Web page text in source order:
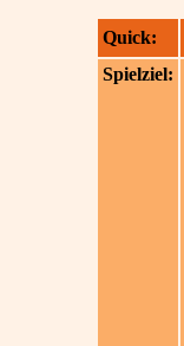
Quick:
Spielziel: